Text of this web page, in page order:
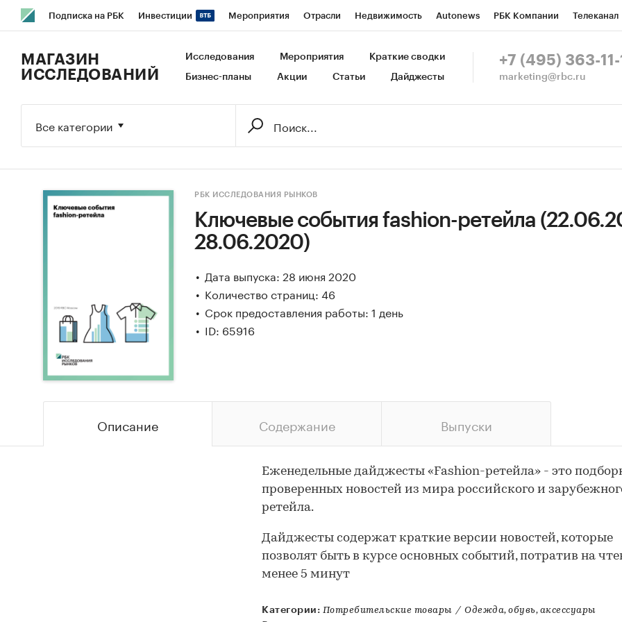
Подписка на РБК Инвестиции Мероприятия Отрасли Недвижимость Autonews РБК Компании Телеканал
Исследования Кредитные рейтинги Франшизы Газета Спецпроекты СПб Конференции СПб Спецпроекты
МАГАЗИН
ИССЛЕДОВАНИЙ
Исследования Мероприятия Краткие сводки
Бизнес-планы Акции Статьи Дайджесты
+7 (495) 363-11-
marketing@rbc.ru
Все категории
РБК ИССЛЕДОВАНИЯ РЫНКОВ
Ключевые события fashion-ретейла
28.06.2020)
Дата выпуска: 28 июня 2020
Количество страниц: 46
Срок предоставления работы: 1 день
ID: 65916
Описание Содержание Выпуски
Еженедельные дайджесты «Fashion-ретейла» - это
проверенных новостей из мира российского и
ретейла.
Дайджесты содержат краткие версии новостей, которые
позволят быть в курсе основных событий, потратив на
менее 5 минут
Категории: Потребительские товары / Одежда, обувь, аксессуары